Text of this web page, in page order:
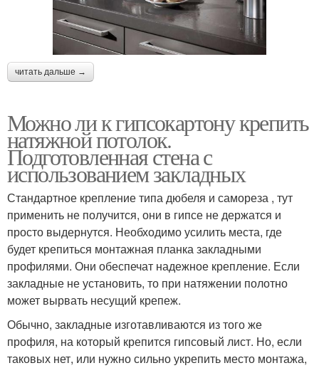
читать дальше →
Можно ли к гипсокартону крепить
натяжной потолок.
Подготовленная стена с
использованием закладных
Стандартное крепление типа дюбеля и самореза , тут
применить не получится, они в гипсе не держатся и
просто выдернутся. Необходимо усилить места, где
будет крепиться монтажная планка закладными
профилями. Они обеспечат надежное крепление. Если
закладные не установить, то при натяжении полотно
может вырвать несущий крепеж.
Обычно, закладные изготавливаются из того же
профиля, на который крепится гипсовый лист. Но, если
таковых нет, или нужно сильно укрепить место монтажа,